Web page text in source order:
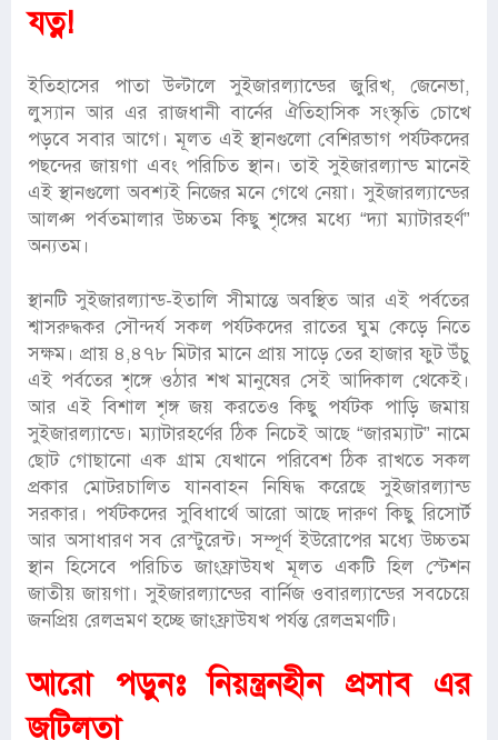
যত্ন!
ইতিহাসের পাতা উল্টালে সুইজারল্যান্ডের জুরিখ, জেনেভা,
লুস্যান আর এর রাজধানী বার্নের ঐতিহাসিক সংস্কৃতি চোখে
পড়বে সবার আগে। মূলত এই স্থানগুলো বেশিরভাগ পর্যটকদের
পছন্দের জায়গা এবং পরিচিত স্থান। তাই সুইজারল্যান্ড মানেই
এই স্থানগুলো অবশ্যই নিজের মনে গেথে নেয়া। সুইজারল্যান্ডের
আলপ্স পর্বতমালার উচ্চতম কিছু শৃঙ্গের মধ্যে “দ্যা ম্যাটারহর্ণ”
অন্যতম।
স্থানটি সুইজারল্যান্ড-ইতালি সীমান্তে অবস্থিত আর এই পর্বতের
শ্বাসরুদ্ধকর সৌন্দর্য সকল পর্যটকদের রাতের ঘুম কেড়ে নিতে
সক্ষম। প্রায় ৪,৪৭৮ মিটার মানে প্রায় সাড়ে তের হাজার ফুট উঁচু
এই পর্বতের শৃঙ্গে ওঠার শখ মানুষের সেই আদিকাল থেকেই।
আর এই বিশাল শৃঙ্গ জয় করতেও কিছু পর্যটক পাড়ি জমায়
সুইজারল্যান্ডে। ম্যাটারহর্ণের ঠিক নিচেই আছে “জারম্যাট” নামে
ছোট গোছানো এক গ্রাম যেখানে পরিবেশ ঠিক রাখতে সকল
প্রকার মোটরচালিত যানবাহন নিষিদ্ধ করেছে সুইজারল্যান্ড
সরকার। পর্যটকদের সুবিধার্থে আরো আছে দারুণ কিছু রিসোর্ট
আর অসাধারণ সব রেস্টুরেন্ট। সম্পূর্ণ ইউরোপের মধ্যে উচ্চতম
স্থান হিসেবে পরিচিত জাংফ্রাউযখ মূলত একটি হিল স্টেশন
জাতীয় জায়গা। সুইজারল্যান্ডের বার্নিজ ওবারল্যান্ডের সবচেয়ে
জনপ্রিয় রেলভ্রমণ হচ্ছে জাংফ্রাউযখ পর্যন্ত রেলভ্রমণটি।
আরো পড়ুনঃনিয়ন্ত্রনহীন প্রসাব এর
জটিলতা